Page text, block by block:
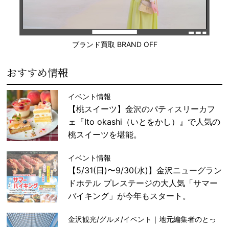
ブランド買取 BRAND OFF
おすすめ情報
イベント情報
【桃スイーツ】金沢のパティスリーカフ
ェ『Ito okashi（いとをかし）』で人気の
桃スイーツを堪能。
イベント情報
【5/31(日)〜9/30(水)】金沢ニューグラン
ドホテル プレステージの大人気「サマー
バイキング」が今年もスタート。
金沢観光/グルメ/イベント｜地元編集者のとっ